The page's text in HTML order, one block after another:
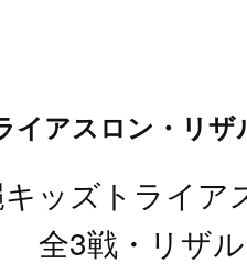
イアスロン・リザ
ッズトライア
全3戦・リザ